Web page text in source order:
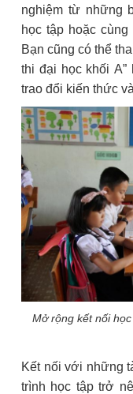
nghiệm từ những
học tập hoặc
Bạn cũng có thể
thi đại học khối A”
trao đổi kiến thức
Mở rộng kết nối
Kết nối với những
trình học tập trở